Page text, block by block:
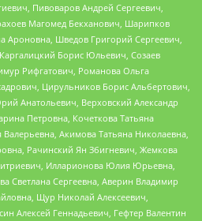
Пивоваров Андрей Сергеевич,
Магомед Бекханович, Шарипков
Шведов Григорий Сергеевич,
Борис Юльевич, Созаев
Рифгатович, Романова Ольга
Цирульников Борис Альбертович,
Анатольевич, Верховский Александр
Петровна, Кочеткова Татьяна
Акимова Татьяна Николаевна,
Рачинский Ян Збигневич, Жемкова
Илларионова Юлия Юрьевна,
Светлана Сергеевна, Аверин Владимир
Щур Николай Алексеевич,
Алексей Геннадьевич, Гефтер Валентин